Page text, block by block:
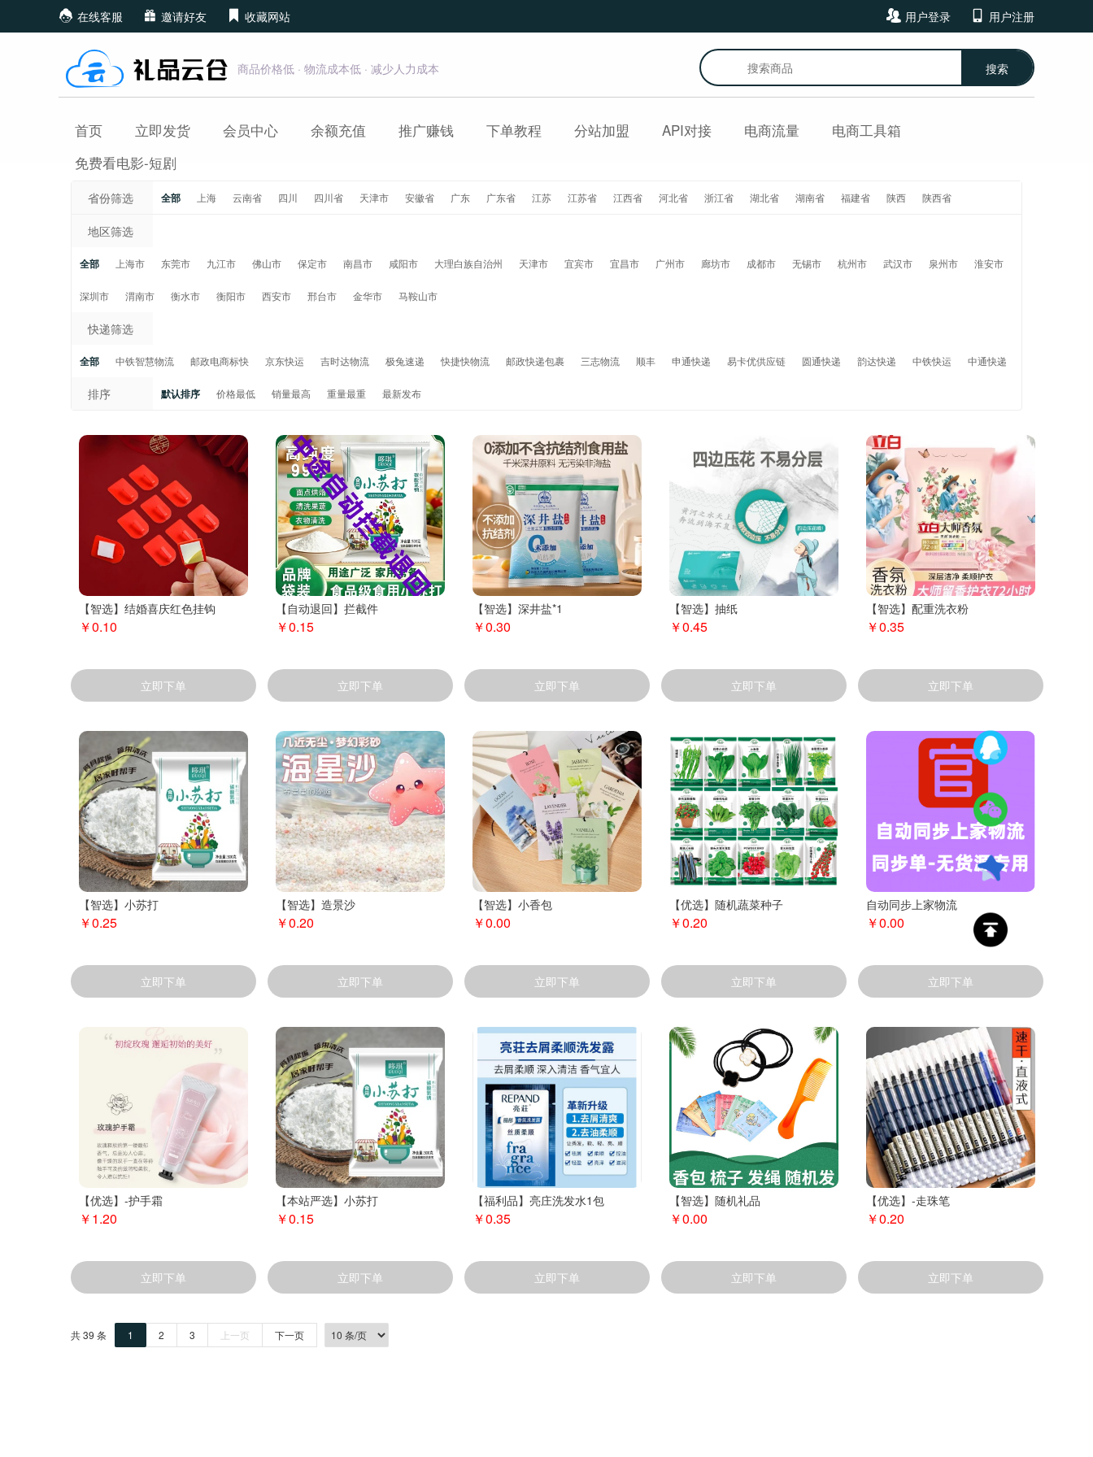
在线客服 邀请好友 收藏网站 用户登录 用户注册
商品价格低 · 物流成本低 · 减少人力成本 搜索
首页 立即发货 会员中心 余额充值 推广赚钱 下单教程 分站加盟 API对接 电商流量
电商工具箱
免费看电影-短剧
省份筛选 全部 上海 云南省 四川 四川省 天津市 安徽省 广东 广东省 江苏 江苏省 江西省 河北省 浙江省 湖北省 湖南省 福建省 陕西 陕西省
地区筛选
全部 上海市 东莞市 九江市 佛山市 保定市 南昌市 咸阳市 大理白族自治州 天津市 宜宾市 宜昌市 广州市 廊坊市 成都市 无锡市 杭州市 武汉市 泉州市 淮安市
深圳市 渭南市 衡水市 衡阳市 西安市 邢台市 金华市 马鞍山市
快递筛选
全部 中铁智慧物流 邮政电商标快 京东快运 吉时达物流 极兔速递 快捷快物流 邮政快递包裹 三志物流 顺丰 申通快递 易卡优供应链 圆通快递 韵达快递 中铁快运 中通快递
排序 默认排序 价格最低 销量最高 重量最重 最新发布
【智选】结婚喜庆红色挂钩
￥0.10
立即下单
【自动退回】拦截件
￥0.15
立即下单
【智选】深井盐*1
￥0.30
立即下单
【智选】抽纸
￥0.45
立即下单
【智选】配重洗衣粉
￥0.35
立即下单
【智选】小苏打
￥0.25
立即下单
【智选】造景沙
￥0.20
立即下单
【智选】小香包
￥0.00
立即下单
【优选】随机蔬菜种子
￥0.20
立即下单
自动同步上家物流
￥0.00
立即下单
【优选】-护手霜
￥1.20
立即下单
【本站严选】小苏打
￥0.15
立即下单
【福利品】亮庄洗发水1包
￥0.35
立即下单
【智选】随机礼品
￥0.00
立即下单
【优选】-走珠笔
￥0.20
立即下单
共 39 条 1 2 3 上一页 下一页